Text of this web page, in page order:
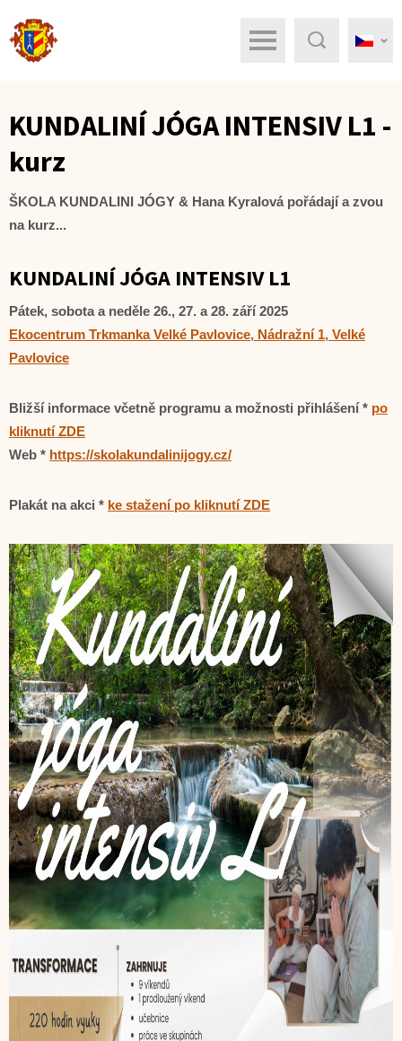
Menu
KUNDALINÍ JÓGA INTENSIV L1 -
kurz
ŠKOLA KUNDALINI JÓGY & Hana Kyralová pořádají a zvou
na kurz...
KUNDALINÍ JÓGA INTENSIV L1
Pátek, sobota a neděle 26., 27. a 28. září 2025
Ekocentrum Trkmanka Velké Pavlovice, Nádražní 1, Velké
Pavlovice
Bližší informace včetně programu a možnosti přihlášení * po
kliknutí ZDE
Web * https://skolakundalinijogy.cz/
Plakát na akci * ke stažení po kliknutí ZDE